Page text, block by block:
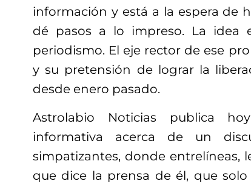
información y está a la espera de
dé pasos a lo impreso. La idea
periodismo. El eje rector de ese
y su pretensión de lograr la
desde enero pasado.
Astrolabio Noticias publica
informativa acerca de un
simpatizantes, donde entrelíneas,
que dice la prensa de él, que